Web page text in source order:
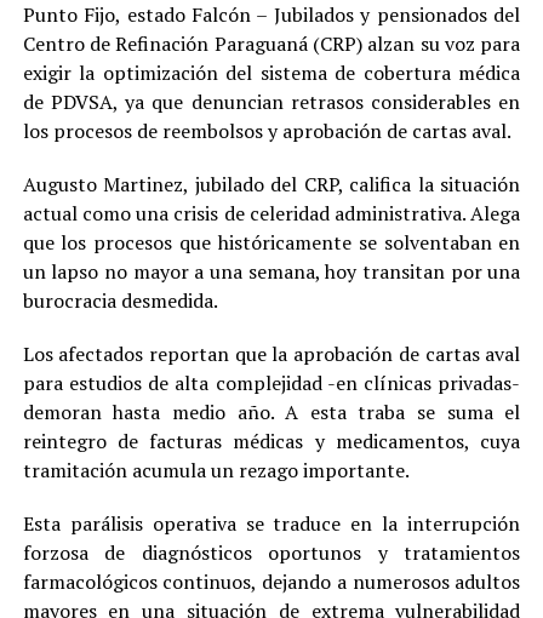
Punto Fijo, estado Falcón – Jubilados y pensionados del
Centro de Refinación Paraguaná (CRP) alzan su voz para
exigir la optimización del sistema de cobertura médica
de PDVSA, ya que denuncian retrasos considerables en
los procesos de reembolsos y aprobación de cartas aval.
Augusto Martinez, jubilado del CRP, califica la situación
actual como una crisis de celeridad administrativa. Alega
que los procesos que históricamente se solventaban en
un lapso no mayor a una semana, hoy transitan por una
burocracia desmedida.
Los afectados reportan que la aprobación de cartas aval
para estudios de alta complejidad -en clínicas privadas-
demoran hasta medio año. A esta traba se suma el
reintegro de facturas médicas y medicamentos, cuya
tramitación acumula un rezago importante.
Esta parálisis operativa se traduce en la interrupción
forzosa de diagnósticos oportunos y tratamientos
farmacológicos continuos, dejando a numerosos adultos
mayores en una situación de extrema vulnerabilidad